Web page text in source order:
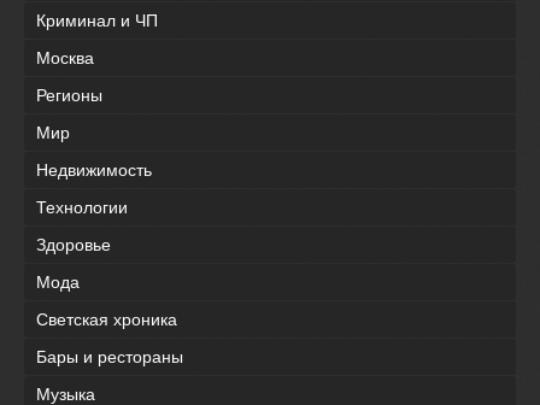
Криминал и ЧП
Москва
Регионы
Мир
Недвижимость
Технологии
Здоровье
Мода
Светская хроника
Бары и рестораны
Музыка